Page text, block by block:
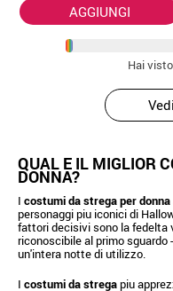
AGGIUNGI
Hai visto
QUAL E IL MIGLIOR
DONNA?
I costumi da strega per donna
personaggi piu iconici di
fattori decisivi sono la fedelta
riconoscibile al primo
un'intera notte di utilizzo.
I costumi da stregapiu